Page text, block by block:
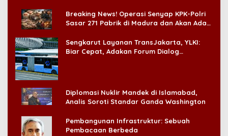
Breaking News! Operasi Senyap KPK-Polri
Sasar 271 Pabrik di Madura dan Akan Ada
Sengkarut Layanan TransJakarta, YLKI:
Biar Cepat, Adakan Forum Dialog
Diplomasi Nuklir Mandek di Islamabad,
Analis Soroti Standar Ganda Washington
Pembangunan Infrastruktur: Sebuah
Pembacaan Berbeda